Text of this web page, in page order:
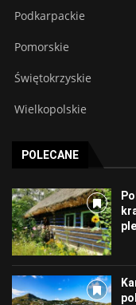
Podkarpackie
Pomorskie
Świętokrzyskie
Wielkopolskie
POLECANE